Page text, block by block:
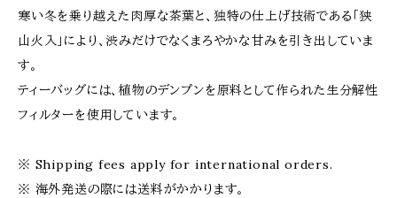
寒い冬を乗り越えた肉厚な茶葉と、独特の仕上げ技術である「狭
山火入」により、渋みだけでなくまろやかな甘みを引き出していま
す。
ティーバッグには、植物のデンプンを原料として作られた生分解性
フィルターを使用しています。
※ Shipping fees apply for international orders.
※ 海外発送の際には送料がかかります。